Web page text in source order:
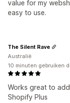
value for my
easy to use.
Works great to
Shopify Plus
The Silent Rave
Australië
10 minuten gebruiken